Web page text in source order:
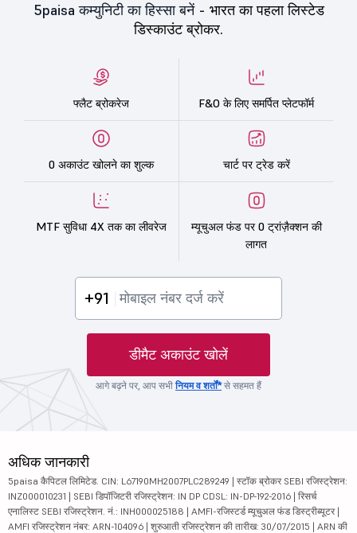
5paisa कम्युनिटी का हिस्सा बनें - भारत का पहला लिस्टेड
डिस्काउंट ब्रोकर.
फ्लैट ब्रोकरेज F&O के लिए समर्पित प्लेटफॉर्म
0 अकाउंट खोलने का शुल्क चार्ट पर ट्रेड करें
MTF सुविधा 4X तक का लीवरेज
म्यूचुअल फंड पर 0 ट्रांज़ैक्शन की
लागत
+91
डीमैट अकाउंट खोलें
आगे बढ़ने पर, आप सभीनियम व शर्तों*से सहमत हैं
अधिक जानकारी
5paisa कैपिटल लिमिटेड. CIN: L67190MH2007PLC289249 | स्टॉक ब्रोकर SEBI रजिस्ट्रेशन:
INZ000010231 | SEBI डिपॉजिटरी रजिस्ट्रेशन: IN DP CDSL: IN-DP-192-2016 | रिसर्च
एनालिस्ट SEBI रजिस्ट्रेशन. नं.: INH000025188 | AMFI-रजिस्टर्ड म्यूचुअल फंड डिस्ट्रीब्यूटर |
AMFI रजिस्ट्रेशन नंबर: ARN-104096 | शुरुआती रजिस्ट्रेशन की तारीख: 30/07/2015 | ARN की